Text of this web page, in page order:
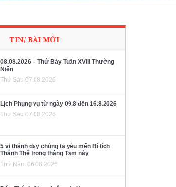
TIN/ BÀI MỚI
08.08.2026 – Thứ Bảy Tuần XVIII Thường
Niên
Thứ Sáu 07.08.2026
Lịch Phụng vụ từ ngày 09.8 đến 16.8.2026
Thứ Sáu 07.08.2026
5 vị thánh dạy chúng ta yêu mến Bí tích
Thánh Thể trong tháng Tám này
Thứ Năm 06.08.2026